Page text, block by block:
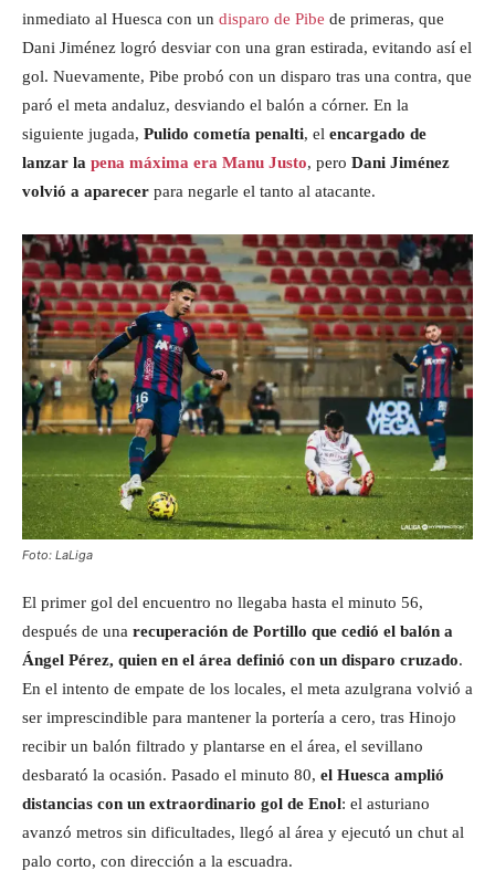
inmediato al Huesca con un disparo de Pibe de primeras, que
Dani Jiménez logró desviar con una gran estirada, evitando así el
gol. Nuevamente, Pibe probó con un disparo tras una contra, que
paró el meta andaluz, desviando el balón a córner. En la
siguiente jugada, Pulido cometía penalti, el encargado de
lanzar la pena máxima era Manu Justo, pero Dani Jiménez
volvió a aparecer para negarle el tanto al atacante.
Foto: LaLiga
El primer gol del encuentro no llegaba hasta el minuto 56,
después de una recuperación de Portillo que cedió el balón a
Ángel Pérez, quien en el área definió con un disparo cruzado.
En el intento de empate de los locales, el meta azulgrana volvió a
ser imprescindible para mantener la portería a cero, tras Hinojo
recibir un balón filtrado y plantarse en el área, el sevillano
desbarató la ocasión. Pasado el minuto 80, el Huesca amplió
distancias con un extraordinario gol de Enol: el asturiano
avanzó metros sin dificultades, llegó al área y ejecutó un chut al
palo corto, con dirección a la escuadra.